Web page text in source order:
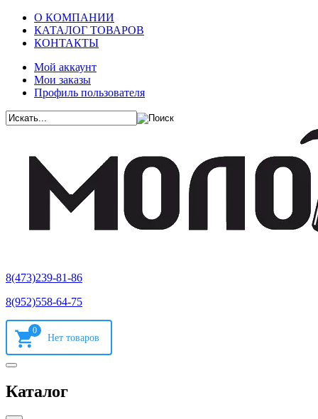
О КОМПАНИИ
КАТАЛОГ ТОВАРОВ
КОНТАКТЫ
Мой аккаунт
Мои заказы
Профиль пользователя
8(473)239-81-86
8(952)558-64-75
0
Каталог